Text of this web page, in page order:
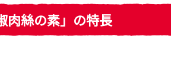
肉絲の素」の特長